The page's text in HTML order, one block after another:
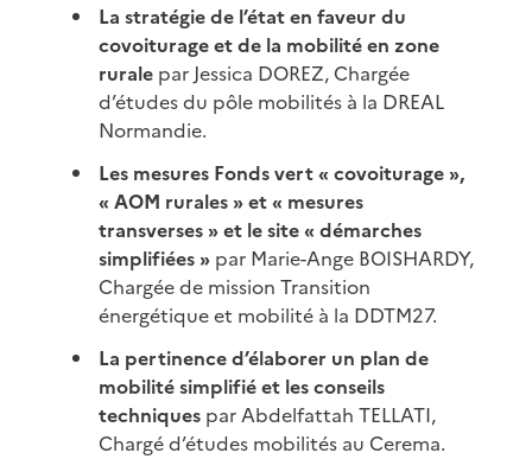
La stratégie de l’état en faveur du
covoiturage et de la mobilité en zone
rurale par Jessica DOREZ, Chargée
d’études du pôle mobilités à la DREAL
Normandie.
Les mesures Fonds vert « covoiturage »,
« AOM rurales » et « mesures
transverses » et le site « démarches
simplifiées » par Marie-Ange BOISHARDY,
Chargée de mission Transition
énergétique et mobilité à la DDTM27.
La pertinence d’élaborer un plan de
mobilité simplifié et les conseils
techniques par Abdelfattah TELLATI,
Chargé d’études mobilités au Cerema.